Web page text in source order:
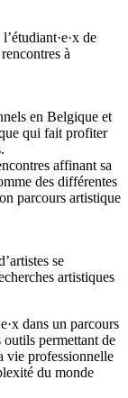
de
à
en Belgique et
qui fait profiter
affinant sa
des différentes
parcours artistique
se
artistiques
dans un parcours
outils permettant de
vie professionnelle
du monde